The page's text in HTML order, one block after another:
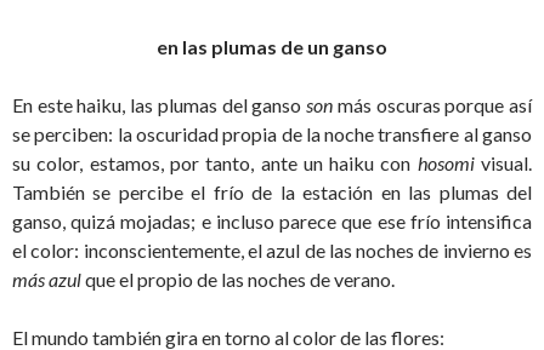
en las plumas de un ganso
En este haiku, las plumas del gansoson más oscuras porque así
se perciben: la oscuridad propia de la noche transfiere al ganso
su color, estamos, por tanto, ante un haiku con hosomivisual.
También se percibe el frío de la estación en las plumas del
ganso, quizá mojadas; e incluso parece que ese frío intensifica
el color: inconscientemente, el azul de las noches de invierno es
más azulque el propio de las noches de verano.
El mundo también gira en torno al color de las flores: